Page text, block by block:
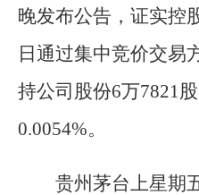
晚发布公告，证实控
日通过集中竞价交易
持公司股份6万7821
0.0054%。
贵州茅台上星期